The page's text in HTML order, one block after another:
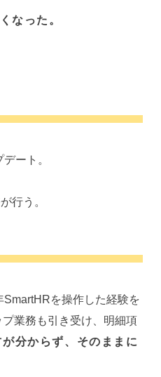
なった。
ート。
行う。
を操作した経験を
業務も引き受け、明細項
分からず、そのままに